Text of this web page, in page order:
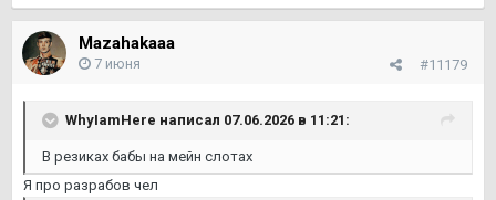
Mazahakaaa
#11179
7 июня
WhyIamHere написал 07.06.2026 в 11:21:
В резиках бабы на мейн слотах
Я про разрабов чел